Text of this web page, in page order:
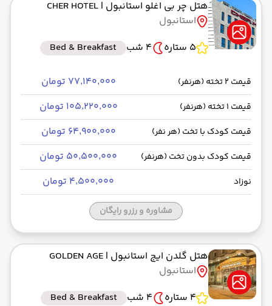
هتل چر بی اغلو استانبول | CHER HOTEL
استانبول
5 ستاره
4 شب Bed & Breakfast
قیمت 2 تخته (هرنفر) ۷۷٬۱۴۰٬۰۰۰ تومان
قیمت 1 تخته (هرنفر) ۱۰۵٬۲۲۰٬۰۰۰ تومان
قیمت کودک با تخت (هر نفر) ۶۴٬۹۰۰٬۰۰۰ تومان
قیمت کودک بدون تخت (هرنفر) ۵۰٬۵۰۰٬۰۰۰ تومان
نوزاد ۴٬۵۰۰٬۰۰۰ تومان
مشاوره و رزرو رایگان
هتل گلدن ایج استانبول | GOLDEN AGE
استانبول
4 ستاره
4 شب Bed & Breakfast